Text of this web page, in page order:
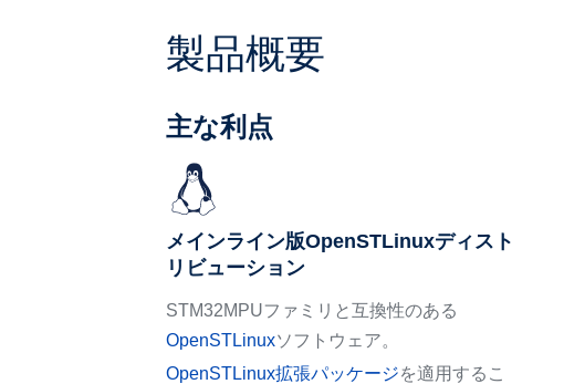
製品概要
主な利点
メインライン版OpenSTLinuxディスト
リビューション
STM32MPUファミリと互換性のある
OpenSTLinuxソフトウェア。
OpenSTLinux拡張パッケージを適用するこ